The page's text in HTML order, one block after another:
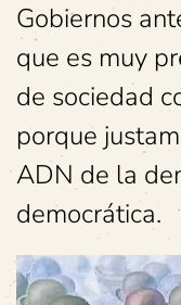
Gobiernos
que es muy
de sociedad
porque
ADN de la
democrática.